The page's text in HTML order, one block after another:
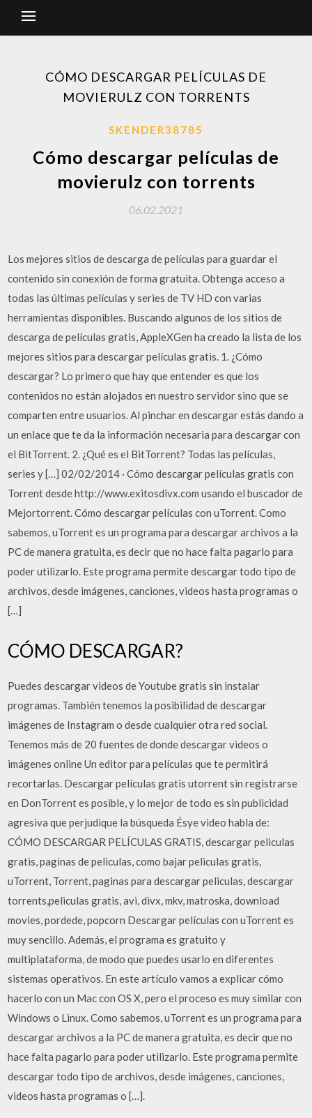
CÓMO DESCARGAR PELÍCULAS DE
MOVIERULZ CON TORRENTS
SKENDER38785
Cómo descargar películas de
movierulz con torrents
06.02.2021
Los mejores sitios de descarga de películas para guardar el
contenido sin conexión de forma gratuita. Obtenga acceso a
todas las últimas películas y series de TV HD con varias
herramientas disponibles. Buscando algunos de los sitios de
descarga de películas gratis, AppleXGen ha creado la lista de los
mejores sitios para descargar películas gratis. 1. ¿Cómo
descargar? Lo primero que hay que entender es que los
contenidos no están alojados en nuestro servidor sino que se
comparten entre usuarios. Al pinchar en descargar estás dando a
un enlace que te da la información necesaria para descargar con
el BitTorrent. 2. ¿Qué es el BitTorrent? Todas las películas,
series y […] 02/02/2014 · Cómo descargar películas gratis con
Torrent desde http://www.exitosdivx.com usando el buscador de
Mejortorrent. Cómo descargar películas con uTorrent. Como
sabemos, uTorrent es un programa para descargar archivos a la
PC de manera gratuita, es decir que no hace falta pagarlo para
poder utilizarlo. Este programa permite descargar todo tipo de
archivos, desde imágenes, canciones, videos hasta programas o
[…]
CÓMO DESCARGAR?
Puedes descargar videos de Youtube gratis sin instalar
programas. También tenemos la posibilidad de descargar
imágenes de Instagram o desde cualquier otra red social.
Tenemos más de 20 fuentes de donde descargar videos o
imágenes online Un editor para películas que te permitirá
recortarlas. Descargar películas gratis utorrent sin registrarse
en DonTorrent es posible, y lo mejor de todo es sin publicidad
agresiva que perjudique la búsqueda Ésye video habla de:
CÓMO DESCARGAR PELÍCULAS GRATIS, descargar peliculas
gratis, paginas de peliculas, como bajar peliculas gratis,
uTorrent, Torrent, paginas para descargar peliculas, descargar
torrents,peliculas gratis, avi, divx, mkv, matroska, download
movies, pordede, popcorn Descargar películas con uTorrent es
muy sencillo. Además, el programa es gratuito y
multiplataforma, de modo que puedes usarlo en diferentes
sistemas operativos. En este artículo vamos a explicar cómo
hacerlo con un Mac con OS X, pero el proceso es muy similar con
Windows o Linux. Como sabemos, uTorrent es un programa para
descargar archivos a la PC de manera gratuita, es decir que no
hace falta pagarlo para poder utilizarlo. Este programa permite
descargar todo tipo de archivos, desde imágenes, canciones,
videos hasta programas o […].